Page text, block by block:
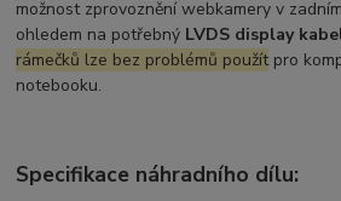
možnost zprovoznění webkamery v
ohledem na potřebný LVDS display
rámečků lze bez problémů použítpro
notebooku.
Specifikace náhradního dílu: